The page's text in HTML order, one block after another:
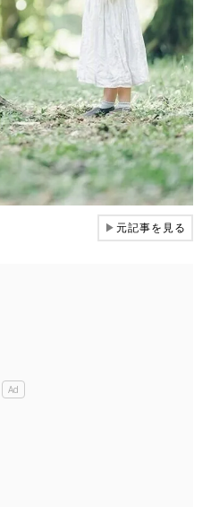
▶元記事を見る